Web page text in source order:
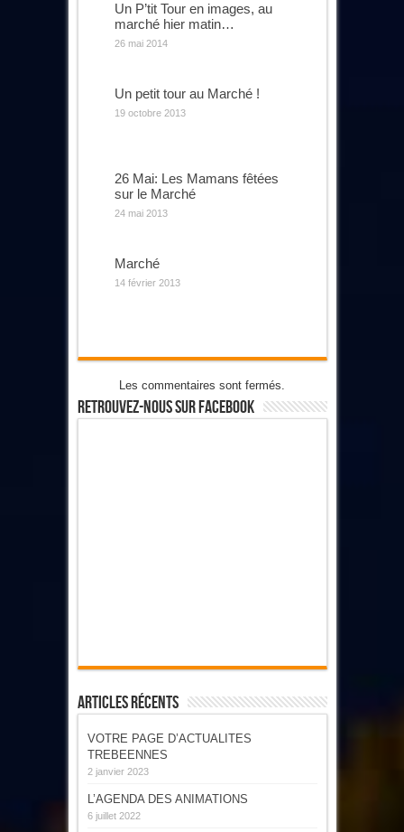
Un P’tit Tour en images, au
marché hier matin…
26 mai 2014
Un petit tour au Marché !
19 octobre 2013
26 Mai: Les Mamans fêtées
sur le Marché
24 mai 2013
Marché
14 février 2013
Les commentaires sont fermés.
Retrouvez-Nous Sur Facebook
Articles Récents
VOTRE PAGE D’ACTUALITES
TREBEENNES
2 janvier 2023
L’AGENDA DES ANIMATIONS
6 juillet 2022